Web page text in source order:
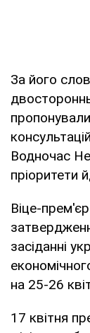
За його
пропонували
Водночас
пріоритети
Віце-
засіданні
на 25-26
17 квітня